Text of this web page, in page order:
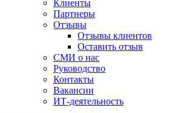
Клиенты
Партнеры
Отзывы
Отзывы клиентов
Оставить отзыв
СМИ о нас
Руководство
Контакты
Вакансии
ИТ-деятельность